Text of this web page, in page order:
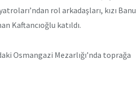
rol arkadaşları, kızı Banu
Kaftancıoğlu katıldı.
Osmangazi Mezarlığı’nda toprağa